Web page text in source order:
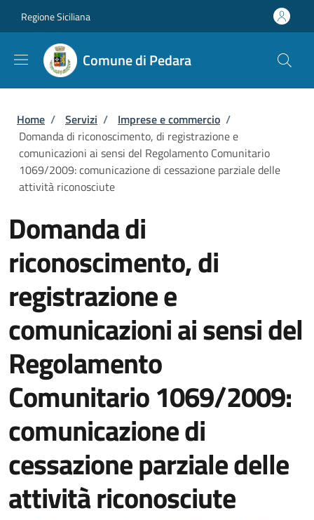
Regione Siciliana
Comune di Pedara
Briciole di pane
Home / Servizi / Imprese e commercio /
Domanda di riconoscimento, di registrazione e
comunicazioni ai sensi del Regolamento Comunitario
1069/2009: comunicazione di cessazione parziale delle
attività riconosciute
Domanda di
riconoscimento, di
registrazione e
comunicazioni ai sensi del
Regolamento
Comunitario 1069/2009:
comunicazione di
cessazione parziale delle
attività riconosciute